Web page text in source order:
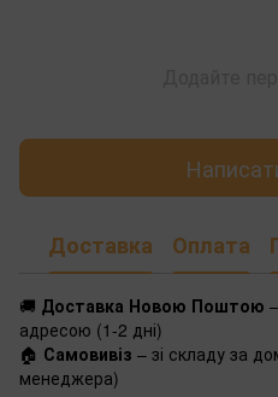
Доставка Оплата
🚚 Доставка Новою Поштою
адресою (1-2 дні)
🏠 Самовивіз – зі складу за
менеджера)